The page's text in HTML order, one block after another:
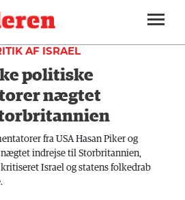
AF ISRAEL
politiske
nægtet
fra USA Hasan Piker og
indrejse til Storbritannien,
Israel og statens folkedrab